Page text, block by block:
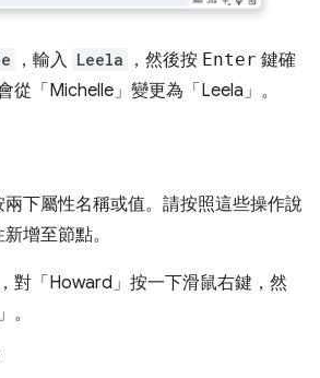
，輸入 Leela ，然後按 Enter 鍵確
從「Michelle」 變更為「Leela」 。
下屬性名稱或值。請按照這些操作說
增至節點。
對「Howard」 按一下滑鼠右鍵，然
。